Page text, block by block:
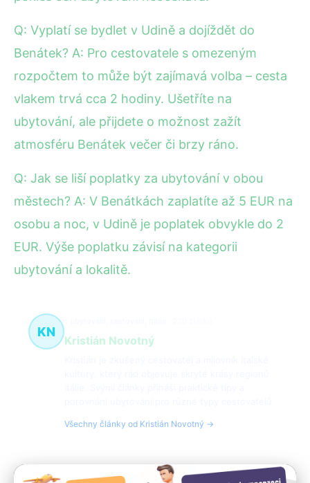
Q: Vyplatí se bydlet v Udině a dojíždět do
Benátek? A: Pro cestovatele s omezeným
rozpočtem to může být zajímavá volba – cesta
vlakem trvá cca 2 hodiny. Ušetříte na
ubytování, ale přijdete o možnost zažít
atmosféru Benátek večer či brzy ráno.
Q: Jak se liší poplatky za ubytování v obou
městech? A: V Benátkách zaplatíte až 5 EUR na
osobu a noc, v Udině je poplatek obvykle do 2
EUR. Výše poplatku závisí na kategorii
ubytování a lokalitě.
KN
Kristián Novotný
Všechny články od Kristián Novotný →